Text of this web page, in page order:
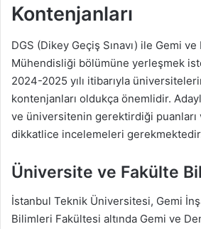
Kontenjanları
DGS (Dikey Geçiş Sınavı) ile Gemi
Mühendisliği bölümüne yerleşmek
2024-2025 yılı itibarıyla
kontenjanları oldukça önemlidir.
ve üniversitenin gerektirdiği puanları
dikkatlice incelemeleri
Üniversite ve Fakülte
İstanbul Teknik Üniversitesi, Gemi
Bilimleri Fakültesi altında Gemi ve